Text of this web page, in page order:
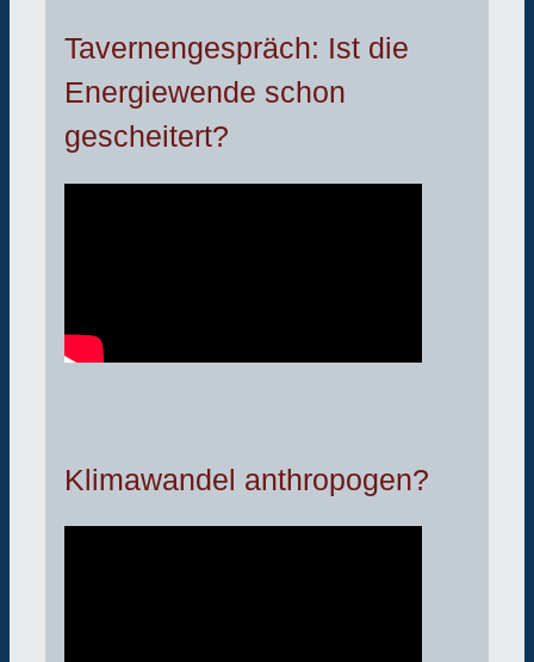
Tavernengespräch: Ist die
Energiewende schon
gescheitert?
Klimawandel anthropogen?